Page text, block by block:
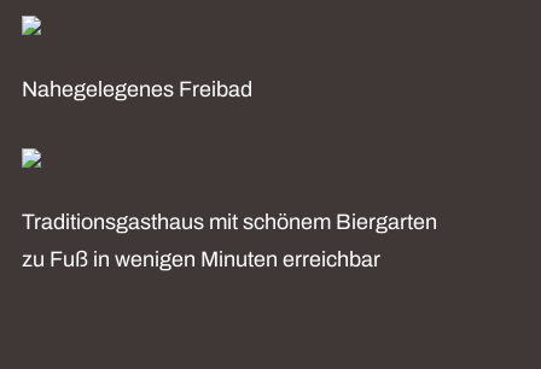
Nahegelegenes Freibad
Traditionsgasthaus mit schönem Biergarten
zu Fuß in wenigen Minuten erreichbar